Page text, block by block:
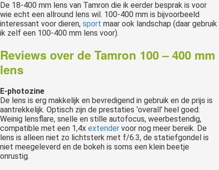
De 18-400 mm lens van Tamron die ik eerder besprak is voor
wie echt een allround lens wil. 100-400 mm is bijvoorbeeld
interessant voor dieren, sport maar ook landschap (daar gebruik
ik zelf een 100-400 mm lens voor).
Reviews over de Tamron 100 – 400 mm
lens
E-photozine
De lens is erg makkelijk en bevredigend in gebruik en de prijs is
aantrekkelijk. Optisch zijn de prestaties ‘overall’ heel goed.
Weinig lensflare, snelle en stille autofocus, weerbestendig,
compatible met een 1,4x extender voor nog meer bereik. De
lens is alleen niet zo lichtsterk met f/6.3, de statiefgondel is
niet meegeleverd en de bokeh is soms een klein beetje
onrustig.